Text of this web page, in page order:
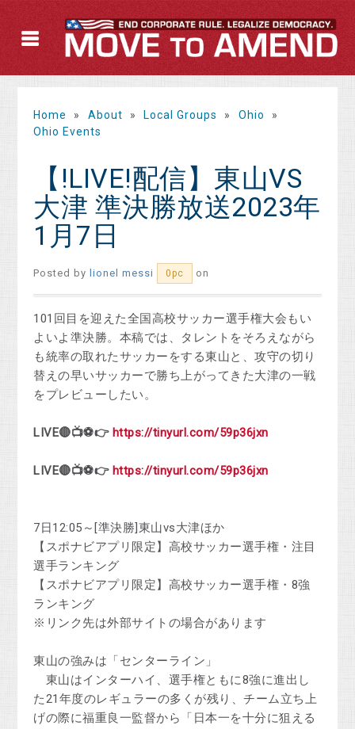
Home » About » Local Groups » Ohio
»
Ohio Events
【!LIVE!配信】東山VS
大津 準決勝放送2023年
1月7日
Posted by lionel messi 0pc on
101回目を迎えた全国高校サッカー選手権大会もい
よいよ準決勝。本稿では、タレントをそろえながら
も統率の取れたサッカーをする東山と、攻守の切り
替えの早いサッカーで勝ち上がってきた大津の一戦
をプレビューしたい。
LIVE🔴📺⚽👉 https://tinyurl.com/59p36jxn
LIVE🔴📺⚽👉 https://tinyurl.com/59p36jxn
7日12:05～[準決勝]東山vs大津ほか
【スポナビアプリ限定】高校サッカー選手権・注目
選手ランキング
【スポナビアプリ限定】高校サッカー選手権・8強
ランキング
※リンク先は外部サイトの場合があります
東山の強みは「センターライン」
東山はインターハイ、選手権ともに8強に進出し
た21年度のレギュラーの多くが残り、チーム立ち上
げの際に福重良一監督から「日本一を十分に狙える